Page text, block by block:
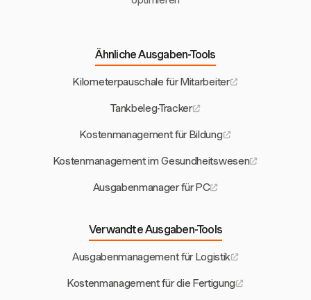
Ähnliche Ausgaben-Tools
Kilometerpauschale für Mitarbeiter
Tankbeleg-Tracker
Kostenmanagement für Bildung
Kostenmanagement im Gesundheitswesen
Ausgabenmanager für PC
Verwandte Ausgaben-Tools
Ausgabenmanagement für Logistik
Kostenmanagement für die Fertigung